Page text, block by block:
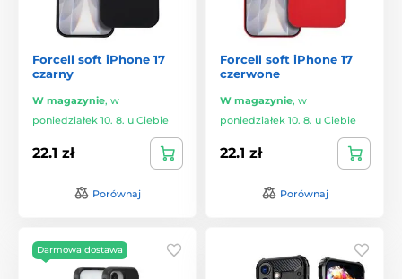
Forcell soft iPhone 17
czarny
W magazynie, w
poniedziałek 10. 8. u Ciebie
22.1 zł
Porównaj
Forcell soft iPhone 17
czerwone
W magazynie, w
poniedziałek 10. 8. u Ciebie
22.1 zł
Porównaj
Darmowa dostawa